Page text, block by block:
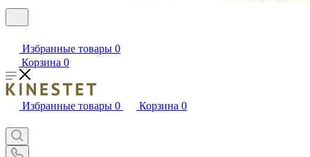
Избранные товары 0
Корзина 0
Избранные товары 0 Корзина 0